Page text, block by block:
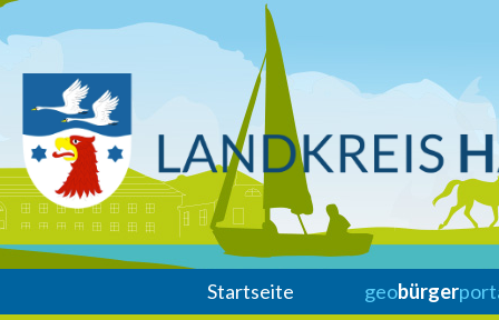
Startseite geobürger